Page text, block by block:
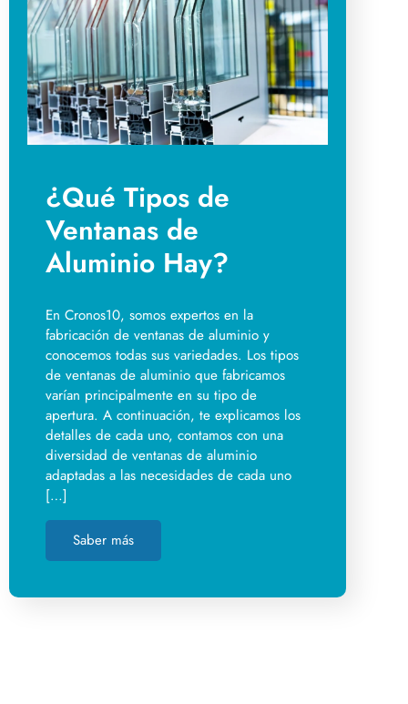
¿Qué Tipos de
Ventanas de
Aluminio Hay?
En Cronos10, somos expertos en la
fabricación de ventanas de aluminio y
conocemos todas sus variedades. Los tipos
de ventanas de aluminio que fabricamos
varían principalmente en su tipo de
apertura. A continuación, te explicamos los
detalles de cada uno, contamos con una
diversidad de ventanas de aluminio
adaptadas a las necesidades de cada uno
[…]
Saber más